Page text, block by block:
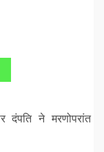
दंपति ने मरणोपरांत